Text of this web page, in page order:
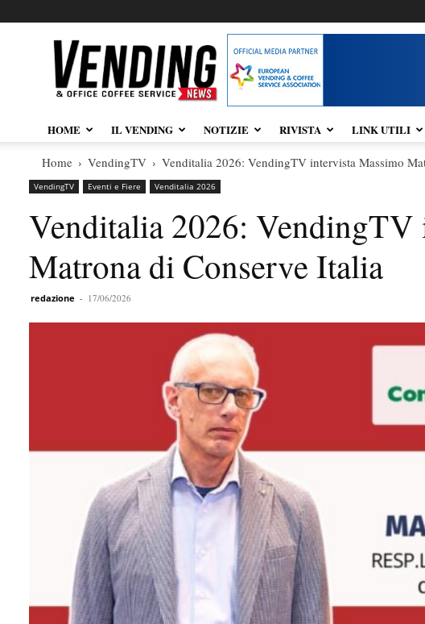
Vendingnews.it
HOME IL VENDING NOTIZIE RIVISTA LINK UTILI
Home VendingTV Venditalia 2026: VendingTV intervista Massimo
VendingTV Eventi e Fiere Venditalia 2026
Venditalia 2026: VendingTV
Matrona di Conserve Italia
redazione - 17/06/2026